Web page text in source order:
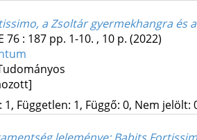
a Zsoltár gyermekhangra
76: 187 pp. 1-10. , 10 p. (2022)
Független: 1, Függő: 0, Nem jelölt: